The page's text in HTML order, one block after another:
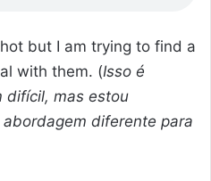
but I am trying to find a
with them. (Isso é
difícil, mas estou
diferente para